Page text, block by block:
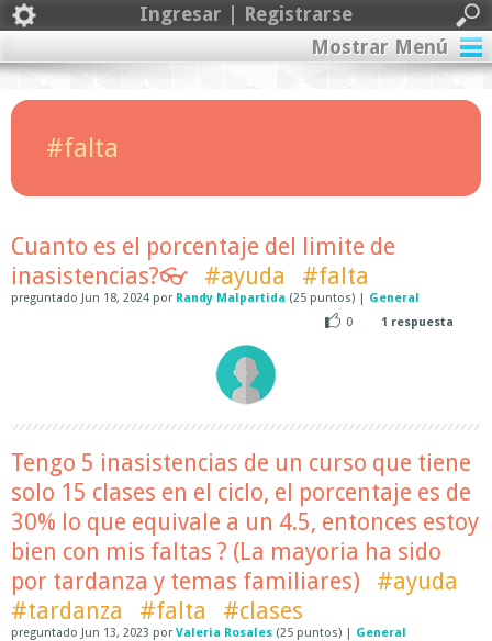
Ingresar | Registrarse
Mostrar Menú
#falta
Cuanto es el porcentaje del limite de
inasistencias?👓
#ayuda #falta
preguntado Jun 18, 2024 por Randy Malpartida (25 puntos) | General
0
1 respuesta
Tengo 5 inasistencias de un curso que tiene
solo 15 clases en el ciclo, el porcentaje es de
30% lo que equivale a un 4.5, entonces estoy
bien con mis faltas ? (La mayoria ha sido
por tardanza y temas familiares)
#ayuda
#tardanza
#falta #clases
preguntado Jun 13, 2023 por Valeria Rosales (25 puntos) | General